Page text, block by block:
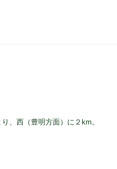
、西（豊明方面）に２km。